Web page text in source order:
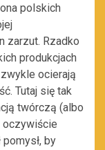
polskich
zarzut. Rzadko
produkcjach
ocierają
Tutaj się tak
twórczą (albo
oczywiście
by